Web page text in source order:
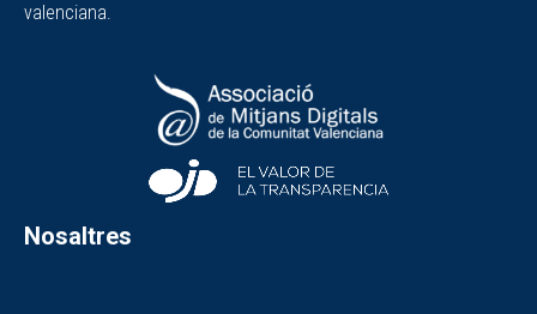
valenciana.
Nosaltres